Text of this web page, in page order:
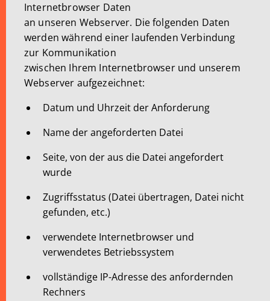
Internetbrowser Daten
an unseren Webserver. Die folgenden Daten
werden während einer laufenden Verbindung
zur Kommunikation
zwischen Ihrem Internetbrowser und unserem
Webserver aufgezeichnet:
Datum und Uhrzeit der Anforderung
Name der angeforderten Datei
Seite, von der aus die Datei angefordert
wurde
Zugriffsstatus (Datei übertragen, Datei nicht
gefunden, etc.)
verwendete Internetbrowser und
verwendetes Betriebssystem
vollständige IP-Adresse des anfordernden
Rechners